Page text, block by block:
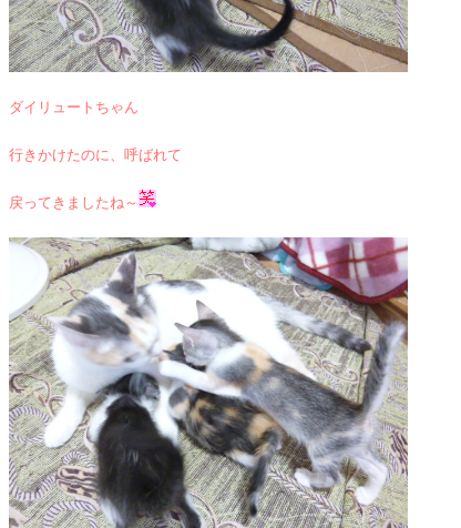
ダイリュートちゃん
行きかけたのに、呼ばれて
戻ってきましたね～